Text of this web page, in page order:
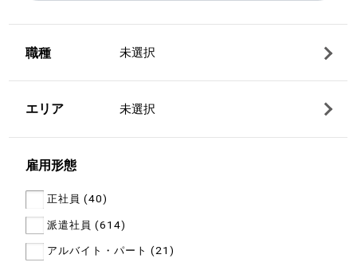
職種 未選択
エリア 未選択
雇用形態
正社員 (40)
派遣社員 (614)
アルバイト・パート (21)